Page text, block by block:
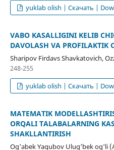
yuklab olish | Скачать |
VABO KASALLIGINI KELIB
DAVOLASH VA PROFILAKTIK
Sharipov Firdavs Shavkatovich,
248-255
yuklab olish | Скачать |
MATEMATIK
ORQALI TALABALARNING
SHAKLLANTIRISH
Og'abek Yaqubov Ulug'bek og'li